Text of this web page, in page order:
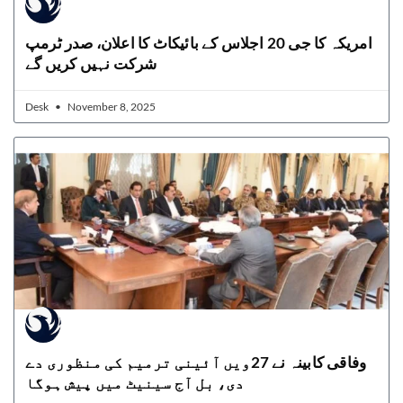
امریکہ کا جی 20 اجلاس کے بائیکاٹ کا اعلان، صدر ٹرمپ
شرکت نہیں کریں گے
Desk November 8, 2025
وفاقی کابینہ نے 27ویں آئینی ترمیم کی منظوری دے
دی، بل آج سینیٹ میں پیش ہوگا